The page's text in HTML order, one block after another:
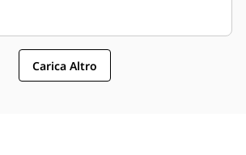
Carica Altro